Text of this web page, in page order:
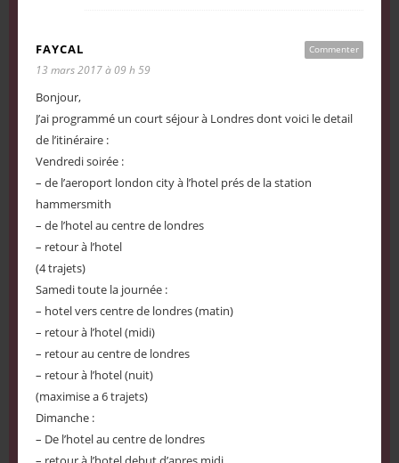
Commenter
FAYCAL
13 mars 2017 à 09 h 59
Bonjour,
J’ai programmé un court séjour à Londres dont voici le detail
de l’itinéraire :
Vendredi soirée :
– de l’aeroport london city à l’hotel prés de la station
hammersmith
– de l’hotel au centre de londres
– retour à l’hotel
(4 trajets)
Samedi toute la journée :
– hotel vers centre de londres (matin)
– retour à l’hotel (midi)
– retour au centre de londres
– retour à l’hotel (nuit)
(maximise a 6 trajets)
Dimanche :
– De l’hotel au centre de londres